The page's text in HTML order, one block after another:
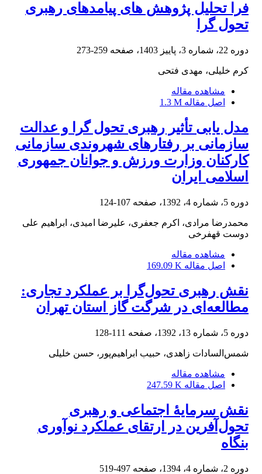
فرا تحلیل پژوهش های پیامدهای رهبری
تحول گرا
دوره 22، شماره 3، پاییز 1403، صفحه 259-273
کرم خلیلی، مهدی فتحی
مشاهده مقاله
اصل مقاله 1.3 M
مدل یابی تأثیر رهبری تحول گرا و عدالت
سازمانی بر رفتارهای شهروندی سازمانی
کارکنان وزارت ورزش و جوانان جمهوری
اسلامی ایران
دوره 5، شماره 4، 1392، صفحه 107-124
محمدرضا مرادی، اکرم جعفری، علیرضا امیدی، ابراهیم علی
دوست قهفرخی
مشاهده مقاله
اصل مقاله 169.09 K
نقش رهبری تحول‌گرا بر عملکرد تجاری:
مطالعه‌ای در شرگت گاز استان تهران
دوره 5، شماره 13، 1392، صفحه 111-128
شمس‌السادات زاهدی، حبیب ابراهیم‌پور، حسن خلیلی
مشاهده مقاله
اصل مقاله 247.59 K
نقش سرمایۀ اجتماعی و رهبری
تحول‌آفرین در ارتقای عملکرد نوآوری
بنگاه
دوره 2، شماره 4، 1394، صفحه 497-519